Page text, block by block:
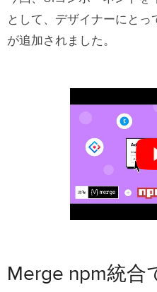
として、デザイナーにとっ
が追加されました。
Merge npm統合